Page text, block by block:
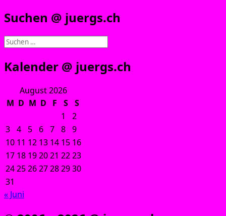
Suchen @ juergs.ch
Suchen
Kalender @ juergs.ch
August 2026
M D M D F S
S
1
2
3 4 5 6 7 8 9
10 11 12 13 14 15 16
17 18 192021 2223
24252627282930
31
« Juni